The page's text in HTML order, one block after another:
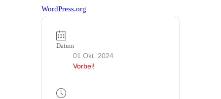
WordPress.org
Datum
01 Okt. 2024
Vorbei!